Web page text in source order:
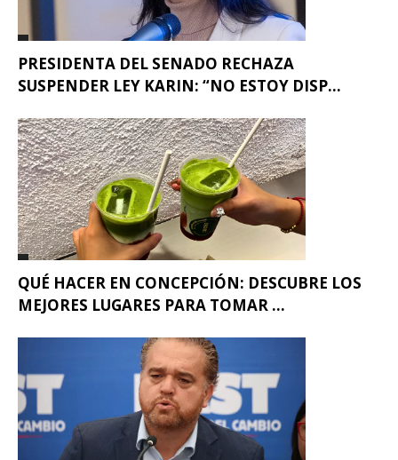
PRESIDENTA DEL SENADO RECHAZA
SUSPENDER LEY KARIN: “NO ESTOY DISP...
QUÉ HACER EN CONCEPCIÓN: DESCUBRE LOS
MEJORES LUGARES PARA TOMAR ...